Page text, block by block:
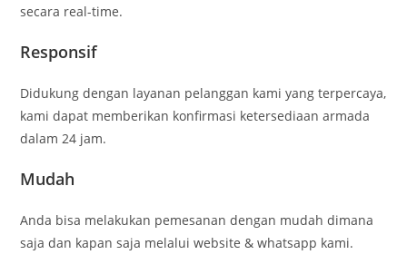
secara real-time.
Responsif
Didukung dengan layanan pelanggan kami yang terpercaya,
kami dapat memberikan konfirmasi ketersediaan armada
dalam 24 jam.
Mudah
Anda bisa melakukan pemesanan dengan mudah dimana
saja dan kapan saja melalui website & whatsapp kami.